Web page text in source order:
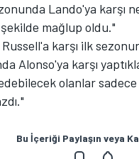
Lando'ya karşı ne
mağlup oldu."
karşı ilk
Alonso'ya karşı
olanlar
Bu İçeriği Paylaşın veya